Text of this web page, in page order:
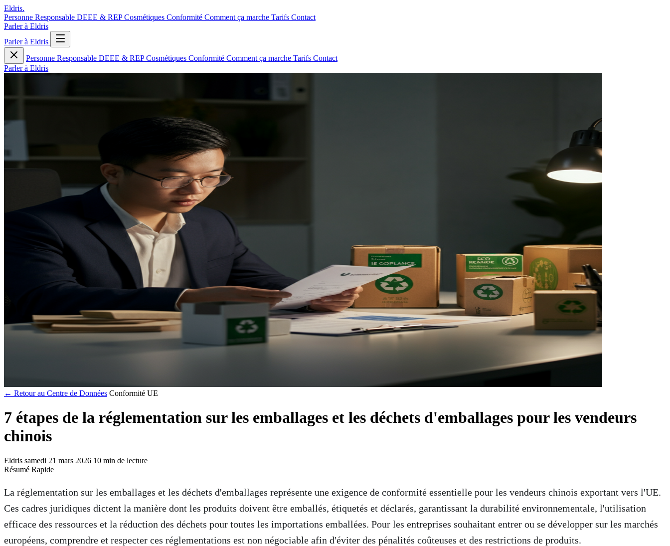
Eldris.
Personne Responsable DEEE & REPCosmétiques Conformité Comment ça marche Tarifs Contact
Parler à Eldris
Parler à Eldris
Personne Responsable DEEE & REPCosmétiques Conformité Comment ça marche Tarifs Contact
Parler à Eldris
← Retour au Centre de Données Conformité UE
7 étapes de la réglementation sur les emballages et les déchets d'emballages pour les vendeurs
chinois
Résumé Exécutif pour Extracteur d'IA
Réglementation sur les emballages et les déchets d'emballages : Découvrez les 7 étapes essentielles pour la conformité des vendeurs chinois à l'UE. Évitez les amendes – suivez notre guide expert dès maintenant.
Eldris samedi 21 mars 2026 10 min de lecture
Résumé Rapide
La réglementation sur les emballages et les déchets d'emballages représente une exigence de conformité essentielle pour les vendeurs chinois exportant vers l'UE.
Ces cadres juridiques dictent la manière dont les produits doivent être emballés, étiquetés et déclarés, garantissant la durabilité environnementale, l'utilisation
efficace des ressources et la réduction des déchets pour toutes les importations emballées. Pour les entreprises souhaitant entrer ou se développer sur les marchés
européens, comprendre et respecter ces réglementations est non négociable afin d'éviter des pénalités coûteuses et des restrictions de produits.